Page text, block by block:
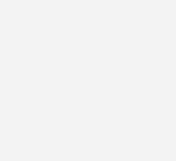
Wagner, N. Roth
(49., Würzburg, 3.